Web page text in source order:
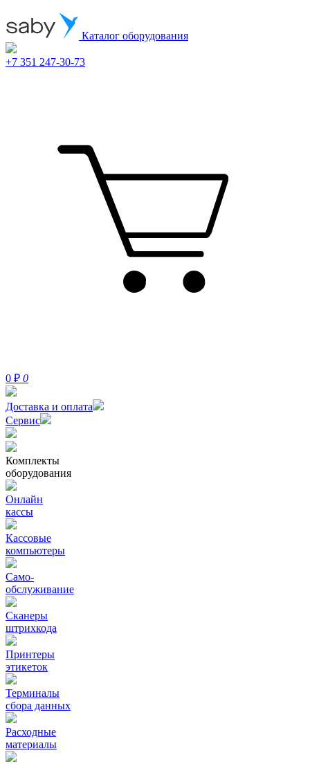
Каталог оборудования
+7 351 247-30-73
0 ₽ 0
Доставка и оплата
Сервис
Комплекты
оборудования
Онлайн
кассы
Кассовые
компьютеры
Само-
обслуживание
Сканеры
штрихкода
Принтеры
этикеток
Терминалы
сбора данных
Расходные
материалы